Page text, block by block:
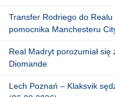
Transfer Rodriego do
pomocnika Manchesteru
Real Madryt porozumiał
Diomande
Lech Poznań – Klaksvik